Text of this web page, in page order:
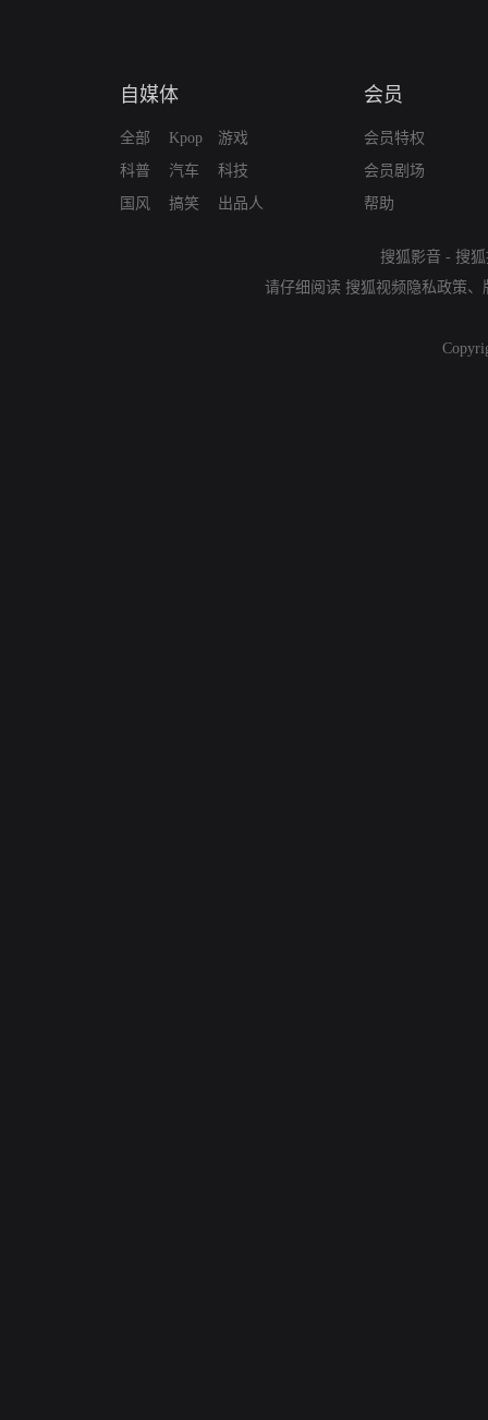
自媒体
全部
科普
国风
Kpop
汽车
搞笑
游戏
科技
出品人
会员
会员特权
会员剧场
帮助
搜狐影音 - 搜
请仔细阅读 搜狐视频隐私政策、